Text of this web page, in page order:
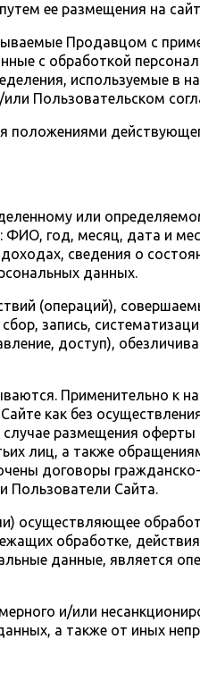
ее размещения на
Продавцом с
с обработкой
используемые в
Пользовательском
или
год, месяц, дата и
сведения о
данных.
(операций),
запись,
доступ),
Применительно к
как без
размещения оферты
лиц, а также
договоры
Пользователи Сайта.
осуществляющее
обработке,
данные, является
и/или
а также от иных